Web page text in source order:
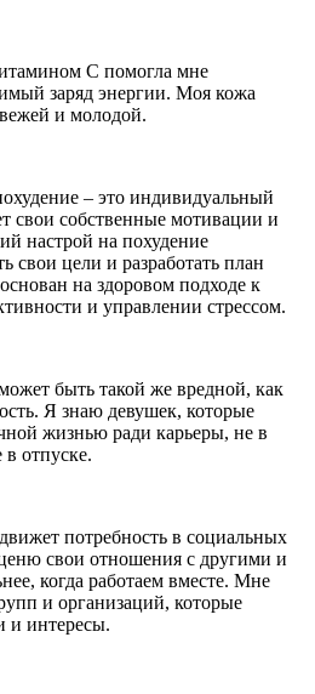
С помогла мне
заряд энергии. Моя кожа
и молодой.
– это индивидуальный
свои собственные мотивации и
настрой на похудение
свои цели и разработать план
на здоровом подходе к
и управлении стрессом.
быть такой же вредной, как
Я знаю девушек, которые
жизнью ради карьеры, не в
в отпуске.
потребность в социальных
свои отношения с другими и
когда работаем вместе. Мне
и организаций, которые
и интересы.